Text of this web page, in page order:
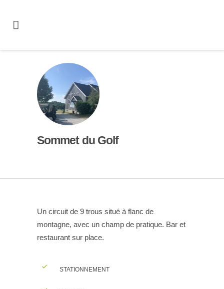
Sommet du Golf
Un circuit de 9 trous situé à flanc de
montagne, avec un champ de pratique. Bar et
restaurant sur place.
STATIONNEMENT